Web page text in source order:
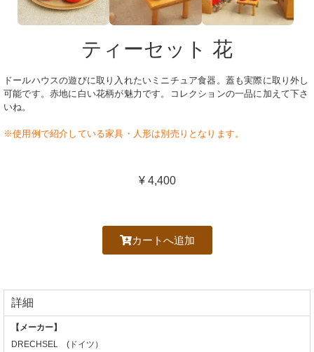
ティーセット 花
ドールハウスの遊びに取り入れたいミニチュア食器。蓋も実際に取り外し
可能です。赤地に白い花柄が魅力です。コレクションの一品に加えて下さ
いね。
※使用例で紹介している家具・人形は別売りとなります。
¥ 4,400
カートへ追加
詳細
【メーカー】
DRECHSEL (ドイツ）